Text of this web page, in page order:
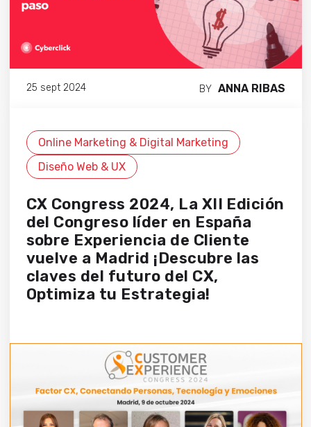
25 sept 2024 BY ANNA RIBAS
Online Marketing & Digital Marketing
Diseño Web & UX
CX Congress 2024, La XII Edición
del Congreso líder en España
sobre Experiencia de Cliente
vuelve a Madrid ¡Descubre las
claves del futuro del CX,
Optimiza tu Estrategia!